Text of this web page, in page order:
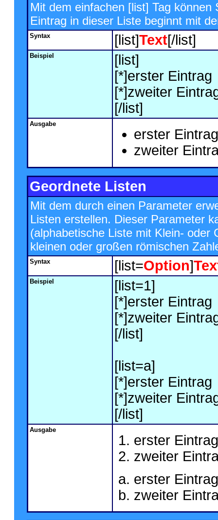
Mit dem einfachen [list] Tag
Eintrag in dieser Liste beginnt mit
Syntax [list]Text[/list]
Beispiel
[list]
[*]erster Eintrag
[*]zweiter
[/list]
Ausgabe
erster Eintrag
zweiter
Geordnete Listen
Mit dem durch einen Parameter
Listen erstellen. Dieser Parameter
(alphabetische Liste mit Klein-
kleinen oder großen römischen
Syntax [list=Option]
Beispiel
[list=1]
[*]erster Eintrag
[*]zweiter
[/list]
[list=a]
[*]erster Eintrag
[*]zweiter
[/list]
Ausgabe
erster Eintrag
zweiter
erster Eintrag
zweiter